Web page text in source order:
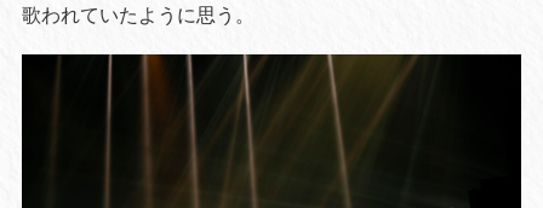
歌われていたように思う。